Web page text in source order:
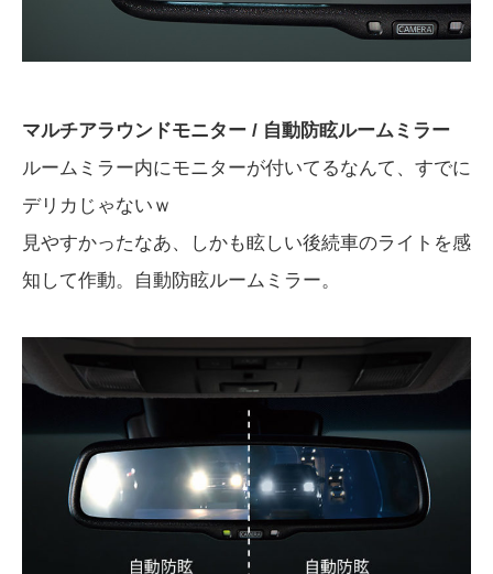
マルチアラウンドモニター / 自動防眩ルームミラー
ルームミラー内にモニターが付いてるなんて、すでに
デリカじゃないｗ
見やすかったなあ、しかも眩しい後続車のライトを感
知して作動。自動防眩ルームミラー。